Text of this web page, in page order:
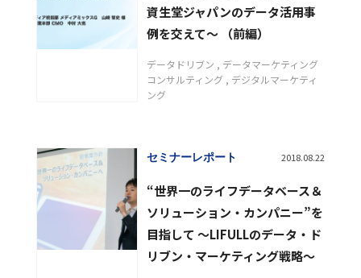
資生堂ジャパンのデータ活用事
例を交えて～ （前編）
データドリブン
データマーケティング
コンサルティング
デジタルマーケティ
ング
セミナーレポート 2018.08.22
“世界一のライフデータベース＆
ソリューション・カンパニー”を
目指して 〜LIFULLのデータ・ド
リブン・マーケティング戦略〜